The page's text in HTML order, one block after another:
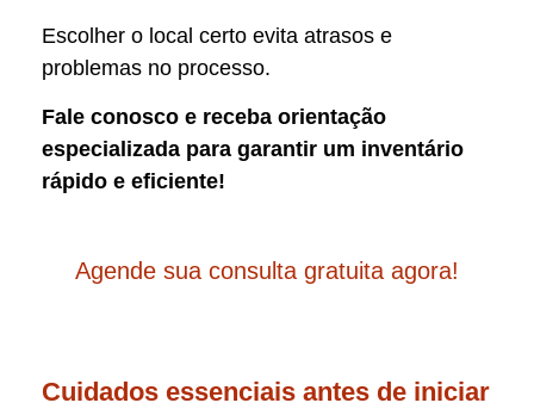
Escolher o local certo evita atrasos e
problemas no processo.
Fale conosco e receba orientação
especializada para garantir um inventário
rápido e eficiente!
Agende sua consulta gratuita agora!
Cuidados essenciais antes de iniciar